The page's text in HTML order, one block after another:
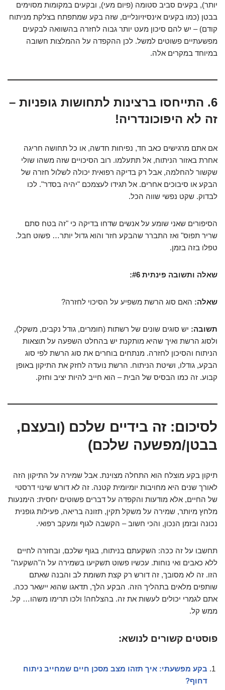
יותר), בקעים סביב סטומה (פיום מעי), ובקעים במקומות מסוימים
בבטן (כמו בקעים אינסיזיונליים, שזה בקע שמתפתח בצלקת מניתוח
קודם) – יש להם סיכון מעט יותר גבוה לחזרה בהשוואה לבקעים
מפשעתיים פשוטים למשל. לכן ההקפדה על ההמלצות חשובה
במיוחד במקרים אלה.
6. התייחסו ברצינות לתחושות גופניות –
זה לא היפוכונדריה!
אם אתם מרגישים כאב חד, נפיחות חדשה, או כל תחושה חריגה
אחרת באזור הניתוח, אל תתעלמו. רוב הסיכויים שזה משהו שולי
שקשור להחלמה, אבל רק בדיקה רפואית יכולה לשלול חזרה של
הבקע או סיבוכים אחרים. אל תגידו לעצמכם "יהיה בסדר". לכו
לבדוק. שקט נפשי שווה הכל.
הסיפורים שאני שומע על אנשים שדחו בדיקה כי "זה בטח סתם
שריר תפוס" ואז התברר שהבקע חזר והוא גדול יותר… פשוט חבל.
טפלו בזה בזמן.
שאלה ותשובה פינתית #6:
שאלה: האם סוג הרשת משפיע על הסיכוי לחזרה?
תשובה: יש סוגים שונים של רשתות (חומרים, גודל נקבים, משקל),
ולסוג הרשת ואיך שהיא מותקנת יש בהחלט השפעה על תוצאות
הניתוח והסיכון לחזרה. מנתחים בוחרים את סוג הרשת לפי סוג
הבקע, גודלו, ושיטת הניתוח. הרשת נועדה לחזק את התיקון באופן
קבוע. זה כמו הבסיס של הבית – הוא חייב להיות יציב וחזק.
לסיכום: זה בידיים שלכם (ובעצם,
בבטן/מפשעה שלכם)
תיקון בקע מוצלח הוא התחלה מצוינת. אבל שמירה על התיקון הזה
לאורך שנים היא מחויבות יומיומית קטנה. זה לא דורש שינוי דרסטי
של החיים, אלא מודעות והקפדה על דברים פשוטים יחסית: הימנעות
מלחץ מיותר, שמירה על משקל תקין, תזונה בריאה, פעילות גופנית
נכונה ובזמן הנכון, והכי חשוב – הקשבה לגוף ומעקב רפואי.
תחשבו על זה ככה: השקעתם בניתוח, בגוף שלכם, ובחזרה לחיים
ללא כאבים ואי נוחות. עכשיו פשוט תשקיעו בשמירה על ה"השקעה"
הזו. זה לא מסובך, זה דורש רק קצת תשומת לב והבנה שאתם
שותפים מלאים בתהליך הזה. הבקע הלך, תדאגו שהוא יישאר ככה.
אתם לגמרי יכולים לעשות את זה. בהצלחה! ולכו תרימו משהו… קל.
ממש קל.
פוסטים קשורים לנושא:
בקע מפשעתי: איך תזהו מצב מסכן חיים שמחייב ניתוח
דחוף?